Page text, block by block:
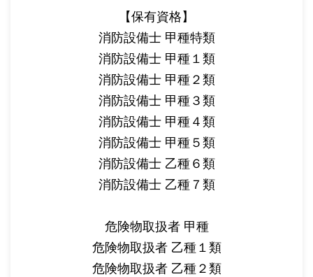
【保有資格】
消防設備士 甲種特類
消防設備士 甲種１類
消防設備士 甲種２類
消防設備士 甲種３類
消防設備士 甲種４類
消防設備士 甲種５類
消防設備士 乙種６類
消防設備士 乙種７類
危険物取扱者 甲種
危険物取扱者 乙種１類
危険物取扱者 乙種２類